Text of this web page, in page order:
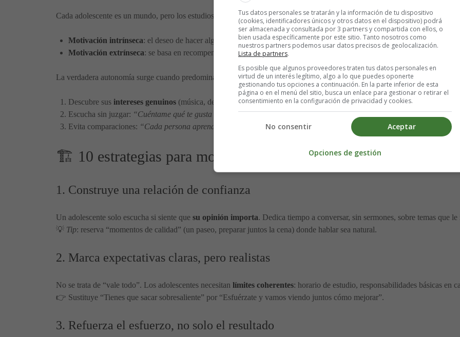
Cada adolescente es un mundo, pero los estudios en psicología motivacional destacan dos grandes motores:
Motivación intrínseca: el deseo de hacer algo porque le gusta, le interesa o le hace sentir bien.
Motivación extrínseca: se basa en recompensas o consecuencias externas (notas, premios, castigos).
La verdadera autonomía surge cuando predomina la motivación intrínseca. Para fomentarla:
Descubre sus intereses genuinos (música, deporte, arte, tecnología…).
Escucha sin juzgar: “Cuéntame qué te gusta de esto”.
Evita comparaciones: “Cada persona aprende a su ritmo, no eres tu primo Juan”
🏗️ 10 estrategias para motivar sin presionar
1. Construye una relación de confianza
Un adolescente solo escucha si siente que su opinión importa. Dedica tiempo a conversar, sin sermones, sobre temas que
💡 Tip: reserva “momentos de calidad” (un paseo, preparar juntos la cena) donde hablar sea natural.
2. Marca expectativas claras, pero realistas
No se trata de “vale todo”. Los adolescentes necesitan límites coherentes: horario de estudio, responsabilidades básicas en
👉 Sustituye “Tienes que sacar sobresaliente” por “Esfuérzate y vamos viendo juntos cómo mejorar”.
3. Refuerza el esfuerzo, no solo el resultado
Tus datos personales se tratarán y la información de tu dispositivo
(cookies, identificadores únicos y otros datos en el dispositivo) podrá
ser almacenada y consultada por 3 partners y compartida con ellos, o
bien usada específicamente por este sitio. Tanto nosotros como
nuestros partners podemos usar datos precisos de geolocalización.
Lista de partners.
Es posible que algunos proveedores traten tus datos personales en
virtud de un interés legítimo, algo a lo que puedes oponerte
gestionando tus opciones a continuación. En la parte inferior de esta
página o en el menú del sitio, busca un enlace para gestionar o retirar el
consentimiento en la configuración de privacidad y cookies.
Aceptar
No consentir
Opciones de gestión